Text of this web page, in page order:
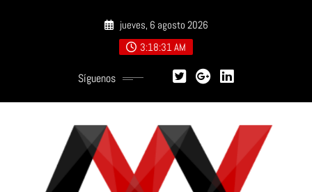
jueves, 6 agosto 2026
3:18:33 AM
Síguenos